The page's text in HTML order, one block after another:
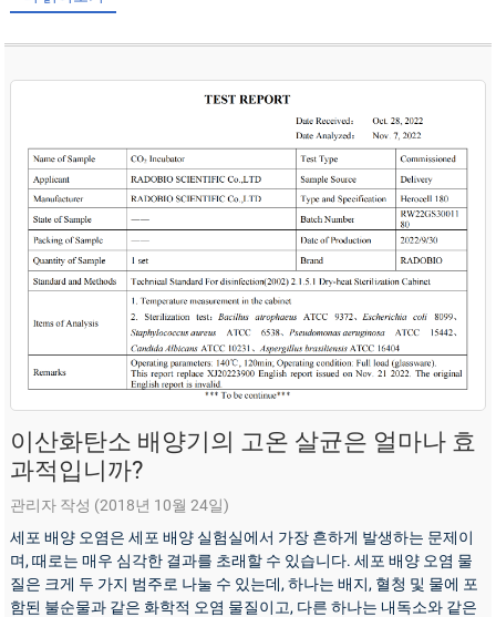
이산화탄소 배양기의 고온 살균은 얼마나 효
과적입니까?
관리자 작성 (2018년 10월 24일)
세포 배양 오염은 세포 배양 실험실에서 가장 흔하게 발생하는 문제이
며, 때로는 매우 심각한 결과를 초래할 수 있습니다. 세포 배양 오염 물
질은 크게 두 가지 범주로 나눌 수 있는데, 하나는 배지, 혈청 및 물에 포
함된 불순물과 같은 화학적 오염 물질이고, 다른 하나는 내독소와 같은